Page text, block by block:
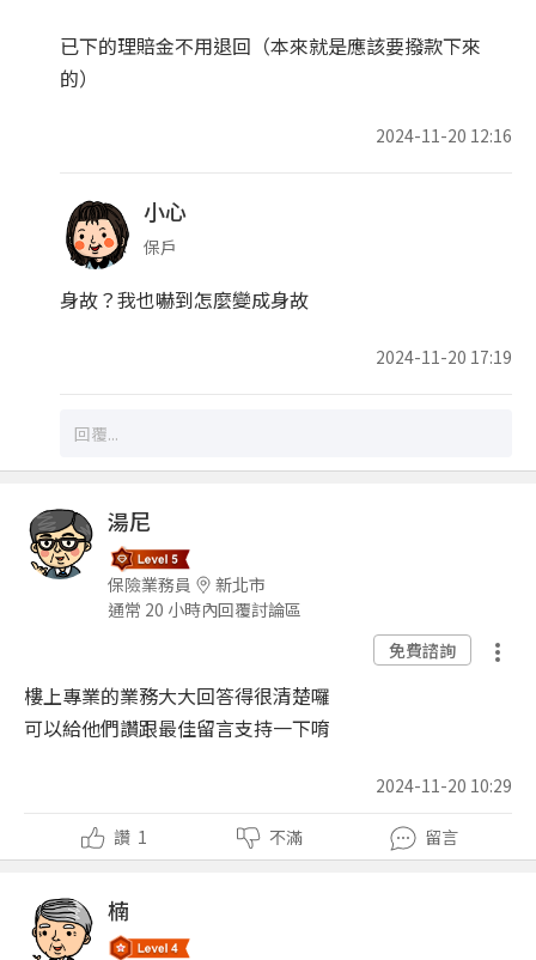
已下的理賠金不用退回（本來就是應該要撥款下來
的）
2024-11-20 12:16
小心
保戶
身故？我也嚇到怎麼變成身故
2024-11-20 17:19
湯尼
保險業務員
新北市
通常 20 小時內回覆討論區
免費諮詢
樓上專業的業務大大回答得很清楚囉
可以給他們讚跟最佳留言支持一下唷
2024-11-20 10:29
讚 1 不滿 留言
楠